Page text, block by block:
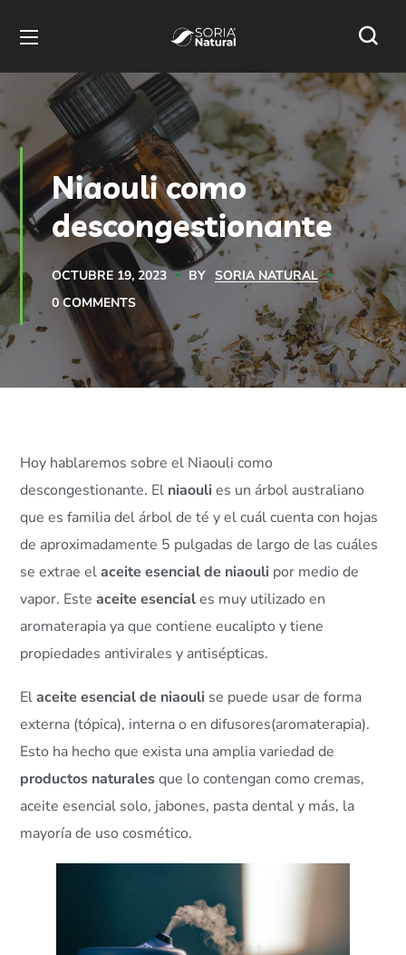
Niaouli como
descongestionante
OCTUBRE 19, 2023 BY SORIA NATURAL
0 COMMENTS
Hoy hablaremos sobre el Niaouli como
descongestionante. El niaoulies un árbol australiano
que es familia del árbol de té y el cuál cuenta con hojas
de aproximadamente 5 pulgadas de largo de las cuáles
se extrae elaceite esencial de niaouli por medio de
vapor. Esteaceite esenciales muy utilizado en
aromaterapia ya que contiene eucalipto y tiene
propiedades antivirales y antisépticas.
Elaceite esencial de niaouli se puede usar de forma
externa (tópica), interna o en difusores(aromaterapia).
Esto ha hecho que exista una amplia variedad de
productos naturalesque lo contengan como cremas,
aceite esencial solo, jabones, pasta dental y más, la
mayoría de uso cosmético.